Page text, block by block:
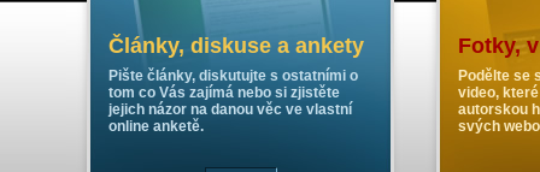
Články, diskuse a ankety
Pište články, diskutujte s ostatními o
tom co Vás zajímá nebo si zjistěte
jejich názor na danou věc ve vlastní
online anketě.
Fotky,
Podělte se
video,
autorskou
svých